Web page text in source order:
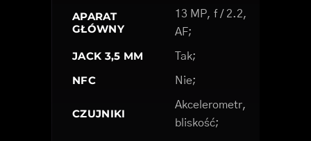
APARAT
GŁÓWNY
13 MP, f / 2.2,
AF;
JACK 3,5 MM Tak;
NFC Nie;
CZUJNIKI
Akcelerometr,
bliskość;